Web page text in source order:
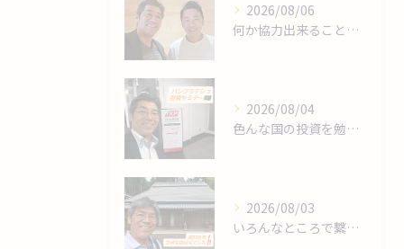
2026/08/06
何か協力出来ることは⁉️
2026/08/04
色んな国の投資を勉強します❗
2026/08/03
いろんなところで繋がりますね～❗